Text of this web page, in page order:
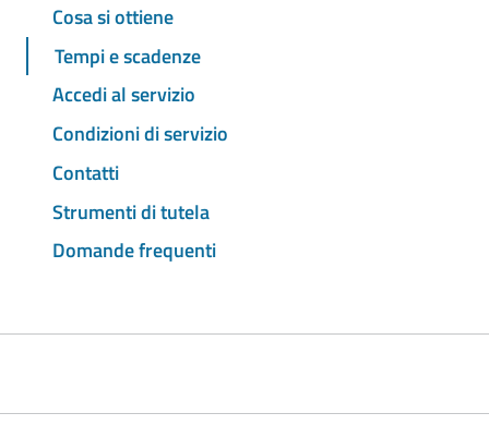
Cosa si ottiene
Tempi e scadenze
Accedi al servizio
Condizioni di servizio
Contatti
Strumenti di tutela
Domande frequenti